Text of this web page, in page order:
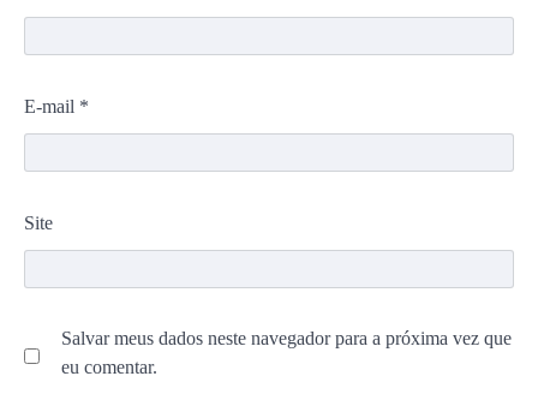
E-mail *
Site
Salvar meus dados neste navegador para a próxima vez que
eu comentar.